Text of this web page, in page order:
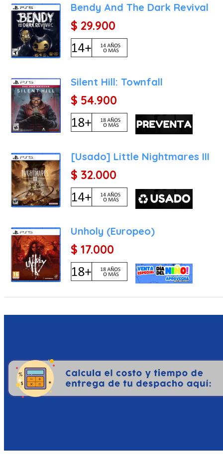
Bendy And The Dark Revival
$ 29.900
Silent Hill: Townfall
$ 54.900
[Usado] Little Nightmares III
$ 32.000
Unholy (Europeo)
$ 17.000